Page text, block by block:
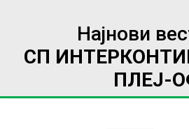
Најнови
СП
ПЛЕЈ-